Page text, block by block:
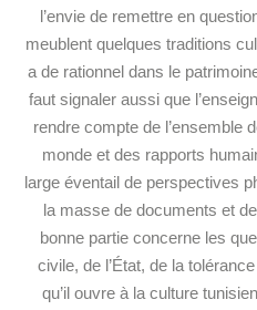
l’envie de remettre en
meublent quelques traditions
a de rationnel dans le
faut signaler aussi que
rendre compte de l’ensemble
monde et des rapports
large éventail de perspectives
la masse de documents et
bonne partie concerne les
civile, de l’État, de la
qu’il ouvre à la culture